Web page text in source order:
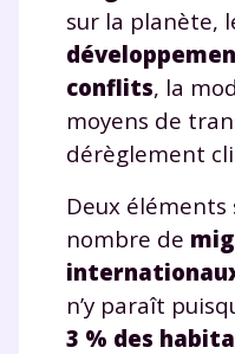
sur la planète,
conflits, la
moyens de
dérèglement
Deux éléments
nombre de
n’y paraît
3 % des